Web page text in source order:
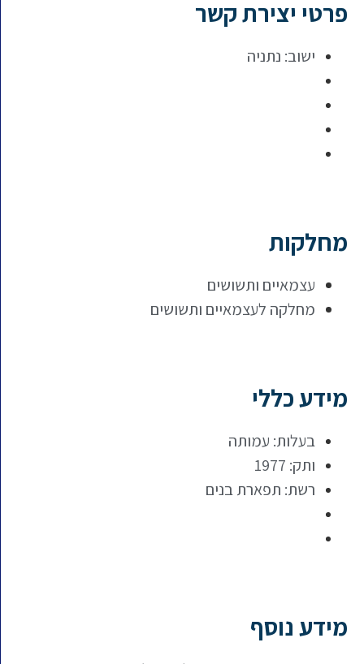
פרטי יצירת קשר
ישוב: נתניה
מחלקות
עצמאיים ותשושים
מחלקה לעצמאיים ותשושים
מידע כללי
בעלות: עמותה
ותק: 1977
רשת: תפארת בנים
מידע נוסף